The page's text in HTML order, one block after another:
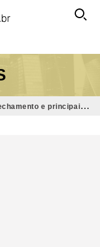
e principais